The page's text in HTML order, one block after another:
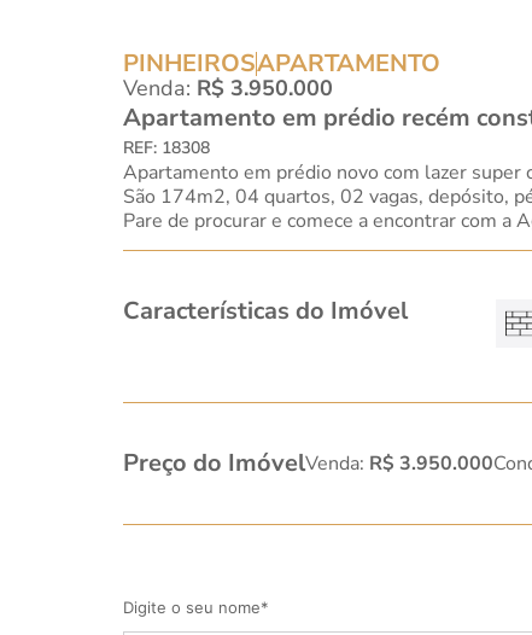
PINHEIROSAPARTAMENTO
Venda: R$ 3.950.000
Apartamento em prédio recém
REF: 18308
Apartamento em prédio novo com lazer super
São 174m2, 04 quartos, 02 vagas, depósito,
Pare de procurar e comece a encontrar com a
Características do Imóvel
Preço do ImóvelVenda: R$ 3.950.000
Digite o seu nome*